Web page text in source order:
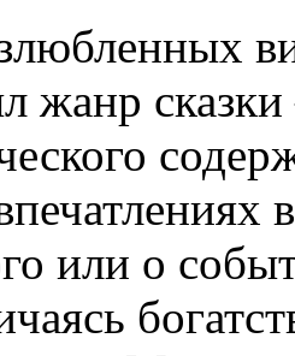
жанр
или о